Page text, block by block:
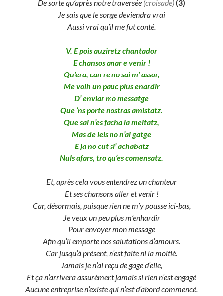
De sorte qu’après notre traversée (croisade)(3)
Je sais que le songe deviendra vrai
Aussi vrai qu’il me fut conté.
V. E pois auziretz chantador
E chansos anar e venir !
Qu’era, can re no sai m’ assor,
Me volh un pauc plus enardir
D’ enviar mo messatge
Que ‘ns porte nostras amistatz.
Que sai n’es facha la meitatz,
Mas de leis no n’ai gatge
E ja no cut si’ achabatz
Nuls afars, tro qu’es comensatz.
Et, après cela vous entendrez un chanteur
Et ses chansons aller et venir !
Car, désormais, puisque rien ne m’y pousse ici-bas,
Je veux un peu plus m’enhardir
Pour envoyer mon message
Afin qu’il emporte nos salutations d’amours.
Car jusqu’à présent, n’est faite ni la moitié.
Jamais je n’ai reçu de gage d’elle,
Et ça n’arrivera assurément jamais si rien n’est engagé
Aucune entreprise n’existe qui n’est d’abord commencé.